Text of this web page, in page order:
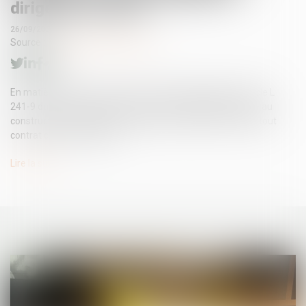
dirigeant de droit
26/09/2025
Source :
En matière de construction de maisons individuelles, l’article L
241-9 du Code de la construction et de l’habitation impose au
constructeur de justifier d’une garantie de paiement dans tout
contrat de sous-traitance...
Lire la suite